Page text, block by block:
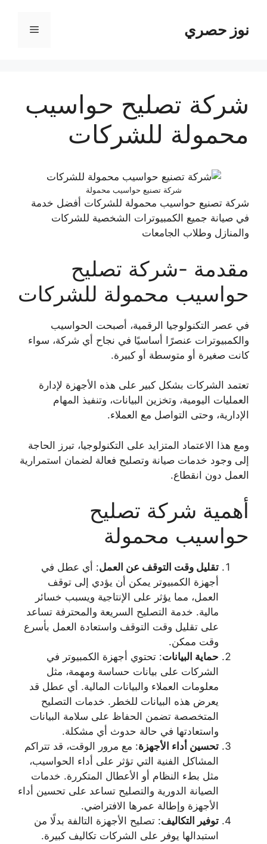
المحتوىنوز حصري القائمة
شركة تصليح حواسيب
محمولة للشركات
شركة تصنيع حواسيب محمولة
شركة تصنيع حواسيب محمولة للشركات أفضل خدمة
في صيانة جميع الكمبيوترات الشخصية للشركات
والمنازل وطلاب الجامعات
مقدمة -شركة تصليح
حواسيب محمولة للشركات
في عصر التكنولوجيا الرقمية، أصبحت الحواسيب
والكمبيوترات عنصرًا أساسيًا في نجاح أي شركة، سواء
كانت صغيرة أو متوسطة أو كبيرة.
تعتمد الشركات بشكل كبير على هذه الأجهزة لإدارة
العمليات اليومية، وتخزين البيانات، وتنفيذ المهام
الإدارية، وحتى التواصل مع العملاء.
ومع هذا الاعتماد المتزايد على التكنولوجيا، تبرز الحاجة
إلى وجود خدمات صيانة وتصليح فعالة لضمان استمرارية
العمل دون انقطاع.
أهمية شركة تصليح
حواسيب محمولة
تقليل وقت التوقف عن العمل: أي عطل في
أجهزة الكمبيوتر يمكن أن يؤدي إلى توقف
العمل، مما يؤثر على الإنتاجية ويسبب خسائر
مالية. خدمة التصليح السريعة والمحترفة تساعد
على تقليل وقت التوقف واستعادة العمل بأسرع
وقت ممكن.
حماية البيانات: تحتوي أجهزة الكمبيوتر في
الشركات على بيانات حساسة ومهمة، مثل
معلومات العملاء والبيانات المالية. أي عطل قد
يعرض هذه البيانات للخطر. خدمات التصليح
المتخصصة تضمن الحفاظ على سلامة البيانات
واستعادتها في حالة حدوث أي مشكلة.
تحسين أداء الأجهزة: مع مرور الوقت، قد تتراكم
المشاكل الفنية التي تؤثر على أداء الحواسيب،
مثل بطء النظام أو الأعطال المتكررة. خدمات
الصيانة الدورية والتصليح تساعد على تحسين أداء
الأجهزة وإطالة عمرها الافتراضي.
توفير التكاليف: تصليح الأجهزة التالفة بدلًا من
استبدالها يوفر على الشركات تكاليف كبيرة.